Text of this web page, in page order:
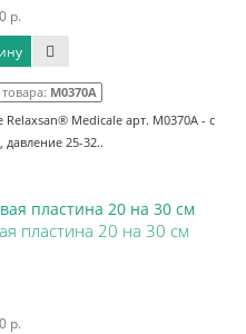
р.
М0370А
Medicale арт. M0370А - с
25-32..
пластина 20 на 30 см
р.